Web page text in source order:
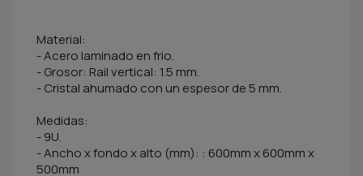
Material:
- Acero laminado en frio.
- Grosor: Rail vertical: 1.5 mm.
- Cristal ahumado con un espesor de 5 mm.
Medidas:
- 9U.
- Ancho x fondo x alto (mm): : 600mm x 600mm x
500mm